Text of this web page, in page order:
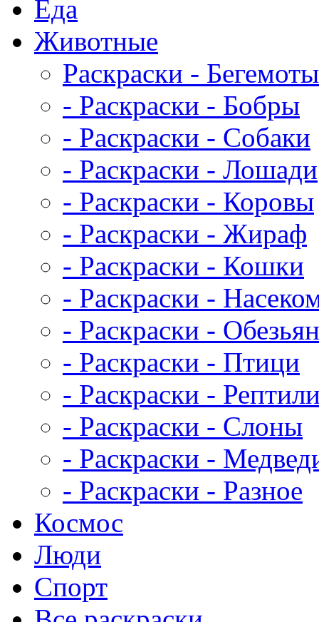
Еда
Животныe
Раскраски - Бегемоты
- Раскраски - Бобры
- Раскраски - Собаки
- Раскраски - Лошади
- Раскраски - Коровы
- Раскраски - Жираф
- Раскраски - Кошки
- Раскраски -
- Раскраски -
- Раскраски - Птици
- Раскраски -
- Раскраски - Слоны
- Раскраски -
- Раскраски - Разное
Космос
Люди
Спорт